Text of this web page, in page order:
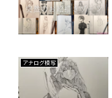
アナログ模写